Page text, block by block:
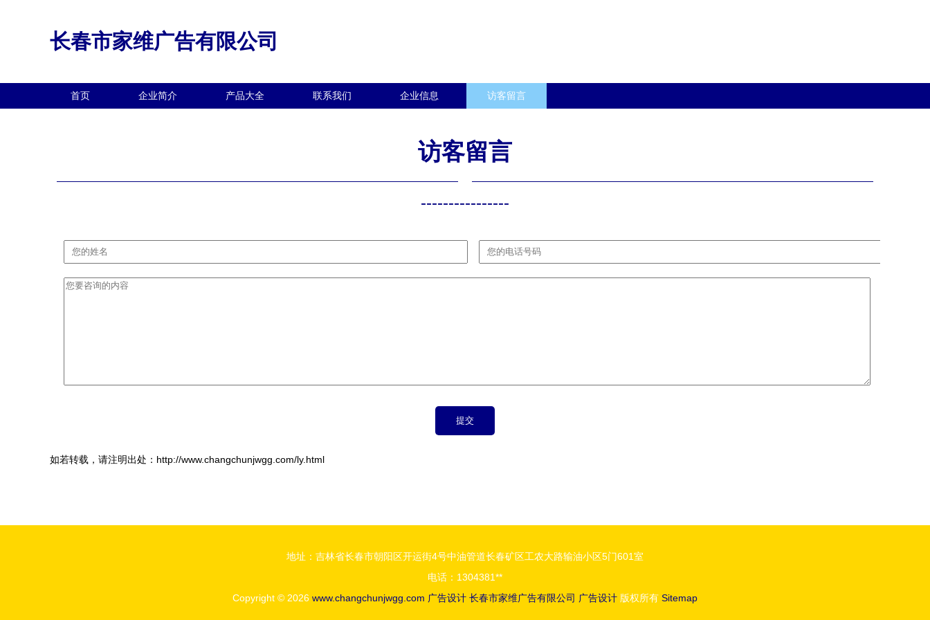
长春市家维广告有限公司
首页 企业简介 产品大全 联系我们 企业信息 访客留言
访客留言
----------------
如若转载，请注明出处：http://www.changchunjwgg.com/ly.html
地址：吉林省长春市朝阳区开运街4号中油管道长春矿区工农大路输油小区5门601室
电话：1304381**
Copyright © 2026 www.changchunjwgg.com 广告设计 长春市家维广告有限公司 广告设计 版权所有 Sitemap